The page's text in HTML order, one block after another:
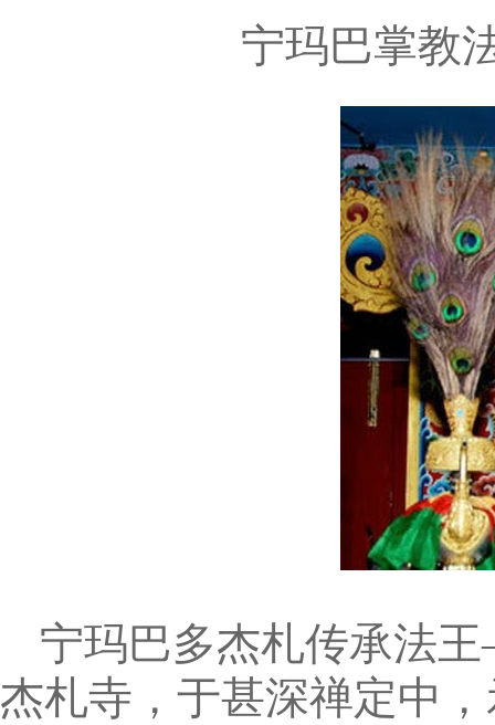
宁玛巴掌教
宁玛巴多杰札传承法
杰札寺，于甚深禅定中